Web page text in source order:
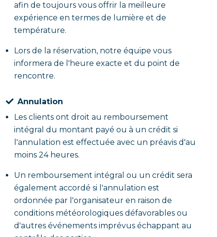
afin de toujours vous offrir la meilleure
expérience en termes de lumière et de
température.
Lors de la réservation, notre équipe vous
informera de l'heure exacte et du point de
rencontre.
Annulation
Les clients ont droit au remboursement
intégral du montant payé ou à un crédit si
l'annulation est effectuée avec un préavis d'au
moins 24 heures.
Un remboursement intégral ou un crédit sera
également accordé si l'annulation est
ordonnée par l'organisateur en raison de
conditions météorologiques défavorables ou
d'autres événements imprévus échappant au